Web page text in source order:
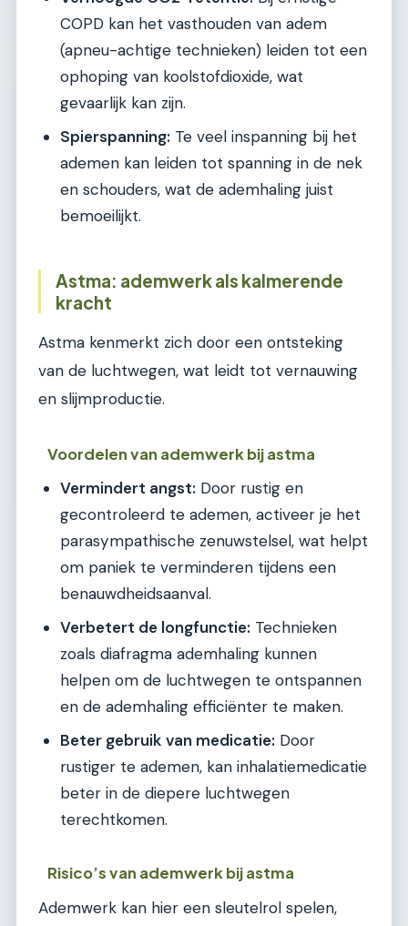
COPD kan het vasthouden van adem
(apneu-achtige technieken) leiden tot een
ophoping van koolstofdioxide, wat
gevaarlijk kan zijn.
Spierspanning: Te veel inspanning bij het
ademen kan leiden tot spanning in de nek
en schouders, wat de ademhaling juist
bemoeilijkt.
Astma: ademwerk als kalmerende
kracht
Astma kenmerkt zich door een ontsteking
van de luchtwegen, wat leidt tot vernauwing
en slijmproductie.
Voordelen van ademwerk bij astma
Vermindert angst: Door rustig en
gecontroleerd te ademen, activeer je het
parasympathische zenuwstelsel, wat helpt
om paniek te verminderen tijdens een
benauwdheidsaanval.
Verbetert de longfunctie: Technieken
zoals diafragma ademhaling kunnen
helpen om de luchtwegen te ontspannen
en de ademhaling efficiënter te maken.
Beter gebruik van medicatie: Door
rustiger te ademen, kan inhalatiemedicatie
beter in de diepere luchtwegen
terechtkomen.
Risico’s van ademwerk bij astma
Ademwerk kan hier een sleutelrol spelen,